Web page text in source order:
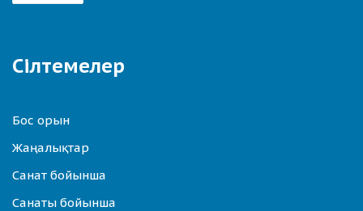
Сілтемелер
Бос орын
Жаңалықтар
Санат бойынша
Санаты бойынша